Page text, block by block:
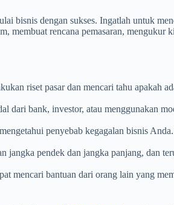
bisnis dengan sukses. Ingatlah untuk
membuat rencana pemasaran, mengukur
riset pasar dan mencari tahu apakah
dari bank, investor, atau menggunakan
penyebab kegagalan bisnis
jangka pendek dan jangka panjang, dan
mencari bantuan dari orang lain yang